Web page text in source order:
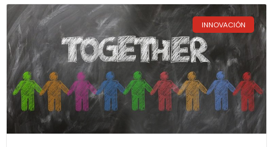
INNOVACIÓN